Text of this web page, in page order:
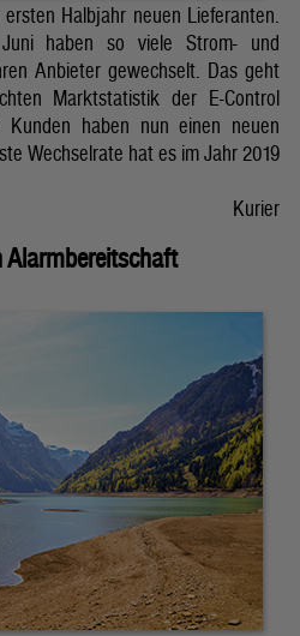
Halbjahr neuen Lieferanten.
haben so viele Strom- und
Anbieter gewechselt. Das geht
Marktstatistik der E-Control
Kunden haben nun einen neuen
Wechselrate hat es im Jahr 2019
Kurier